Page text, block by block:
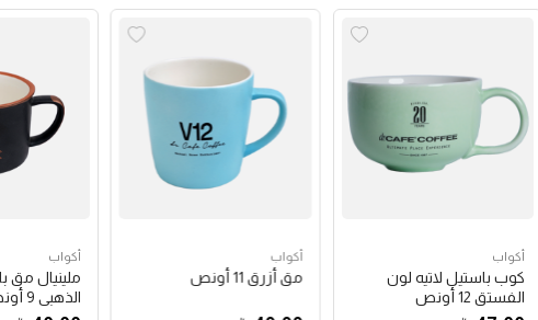
أكواب
كوب باستيل لاتيه لون
الفستق 12 أونص
أكواب
مق أزرق 11 أونص
أكواب
ملينيال مق
الذهبي 9 أونص